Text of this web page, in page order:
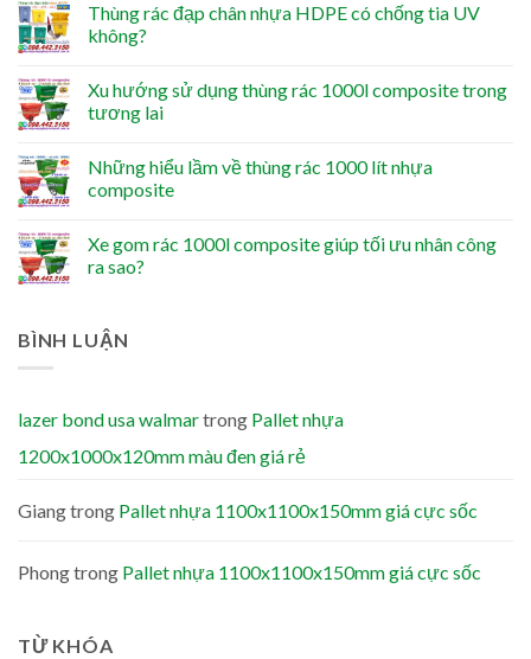
Thùng rác đạp chân nhựa HDPE có chống tia UV
không?
Xu hướng sử dụng thùng rác 1000l composite trong
tương lai
Những hiểu lầm về thùng rác 1000 lít nhựa
composite
Xe gom rác 1000l composite giúp tối ưu nhân công
ra sao?
BÌNH LUẬN
lazer bond usa walmartrong Pallet nhựa
1200x1000x120mm màu đen giá rẻ
Giangtrong Pallet nhựa 1100x1100x150mm giá cực sốc
Phongtrong Pallet nhựa 1100x1100x150mm giá cực sốc
TỪ KHÓA